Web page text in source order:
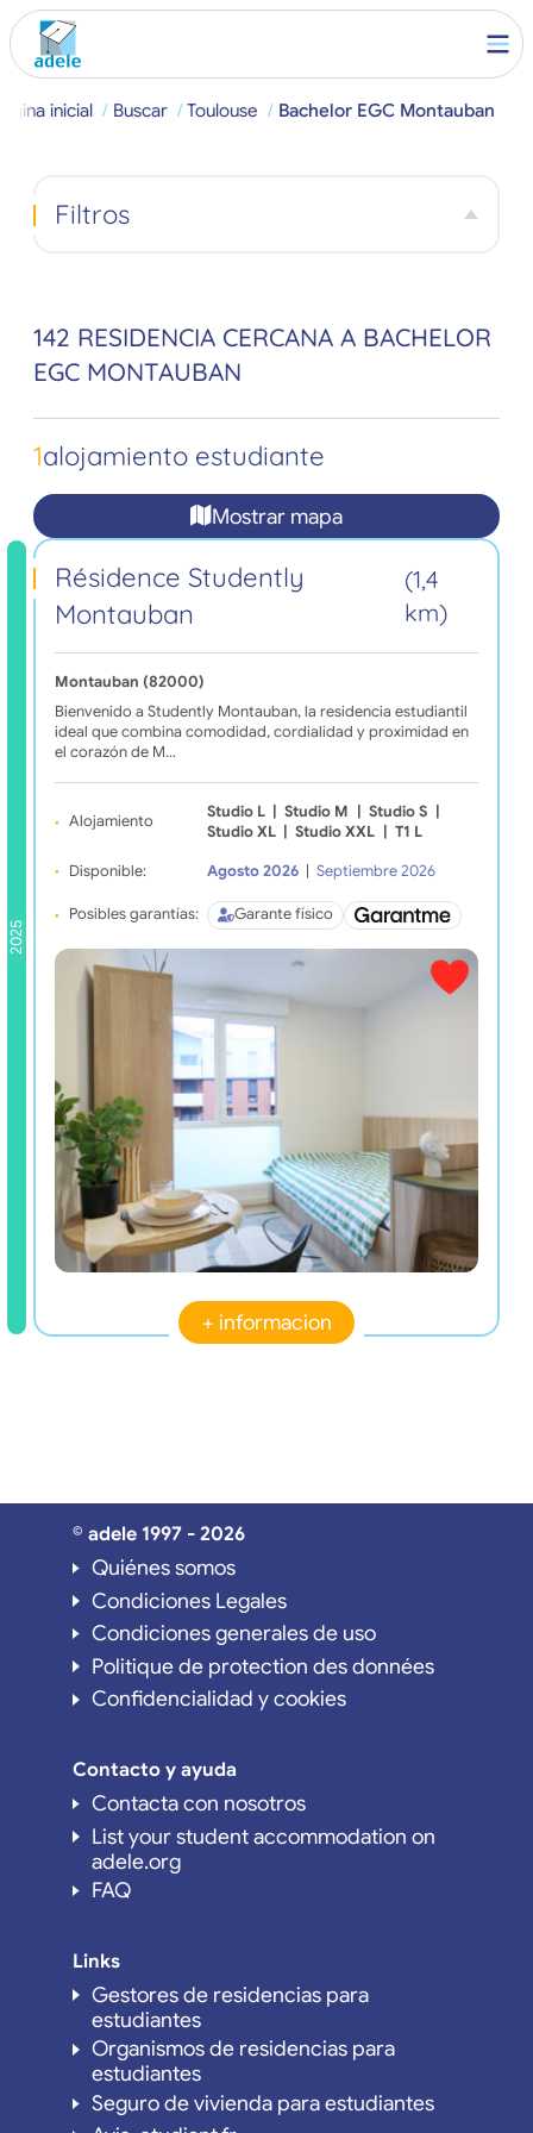
inicial Buscar Toulouse Bachelor EGC Montauban
142 RESIDENCIA CERCANA A BACHELOR
EGC MONTAUBAN
1alojamiento estudiante
Mostrar mapa
2025
Résidence Studently
Montauban
(1,4
km)
Montauban (82000)
Bienvenido a Studently Montauban, la residencia estudiantil
ideal que combina comodidad, cordialidad y proximidad en
el corazón de M…
Alojamiento
Studio L | Studio M | Studio S |
Studio XL | Studio XXL | T1 L
Disponible: Agosto 2026 | Septiembre 2026
Posibles garantías: Garante físico
+ informacion
Filtros
© adele 1997 - 2026
Quiénes somos
Condiciones Legales
Condiciones generales de uso
Politique de protection des données
Confidencialidad y cookies
Contacto y ayuda
Contacta con nosotros
List your student accommodation on
adele.org
FAQ
Links
Gestores de residencias para
estudiantes
Organismos de residencias para
estudiantes
Seguro de vivienda para estudiantes